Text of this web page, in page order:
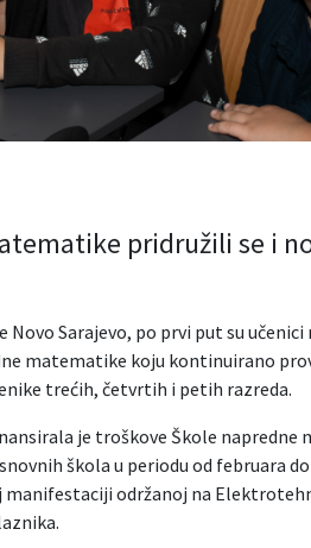
pridružili se i
Novo Sarajevo, po prvi put su
matematike koju kontinuirano
trećih, četvrtih i petih razreda.
je troškove Škole
škola u periodu od februara
manifestaciji održanoj na